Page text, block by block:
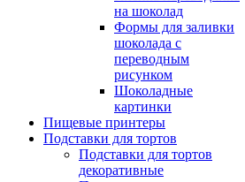
на шоколад
Формы для заливки
шоколада с
переводным
рисунком
Шоколадные
картинки
Пищевые принтеры
Подставки для тортов
Подставки для тортов
декоративные